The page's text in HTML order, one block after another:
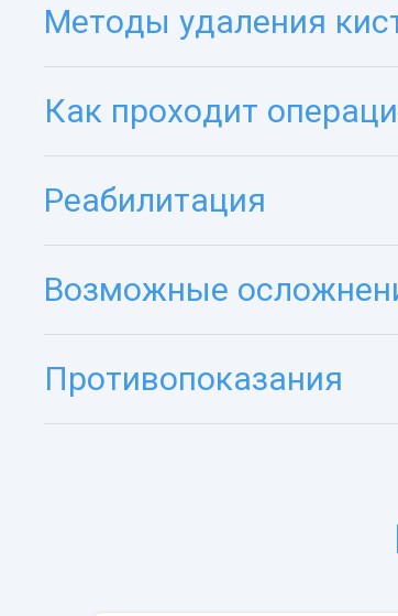
Методы удаления
Как проходит
Реабилитация
Возможные
Противопоказания